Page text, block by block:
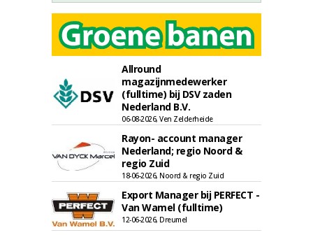
Allround
magazijnmedewerker
(fulltime) bij DSV zaden
Nederland B.V.
06-08-2026, Ven Zelderheide
Rayon- account manager
Nederland; regio Noord &
regio Zuid
18-06-2026, Noord & regio Zuid
Export Manager bij PERFECT -
Van Wamel (fulltime)
12-06-2026, Dreumel